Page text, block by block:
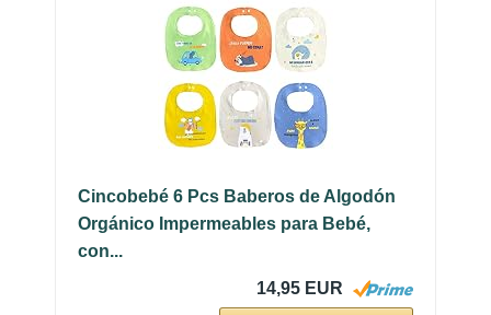
Cincobebé 6 Pcs Baberos de Algodón
Orgánico Impermeables para Bebé,
con...
14,95 EUR